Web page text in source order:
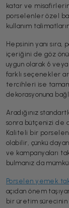
katar ve
porselenler özel
kullanım
Hepsinin yanı sıra,
içeriğini de göz
uygun olarak 6
farklı seçenekler
tercihleri ise
dekorasyonuna
Aradığınız
sonra bütçenizi de
Kaliteli bir
olabilir, çünkü
ve kampanyaları
bulmanız da
Porselen yemek
açıdan önem
bir üretim sürecinin